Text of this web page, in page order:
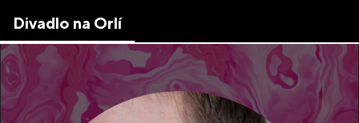
the
content
↷
Divadlo na Orlí